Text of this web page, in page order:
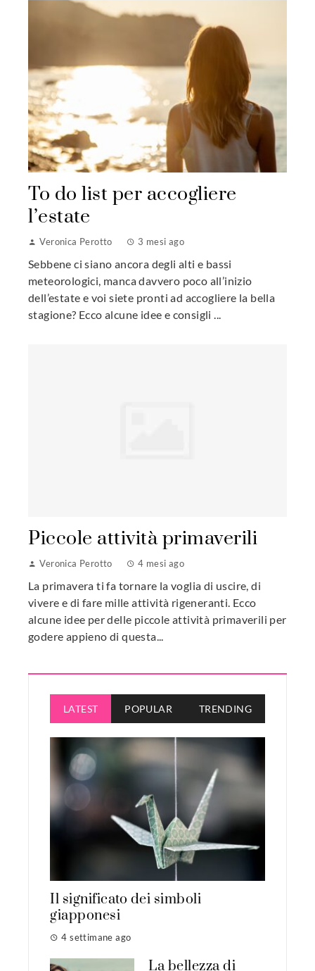
To do list per accogliere
l’estate
Veronica Perotto 3 mesi ago
Sebbene ci siano ancora degli alti e bassi
meteorologici, manca davvero poco all’inizio
dell’estate e voi siete pronti ad accogliere la bella
stagione? Ecco alcune idee e consigli ...
Piccole attività primaverili
Veronica Perotto 4 mesi ago
La primavera ti fa tornare la voglia di uscire, di
vivere e di fare mille attività rigeneranti. Ecco
alcune idee per delle piccole attività primaverili per
godere appieno di questa...
LATEST POPULAR TRENDING
Il significato dei simboli
giapponesi
4 settimane ago
La bellezza di